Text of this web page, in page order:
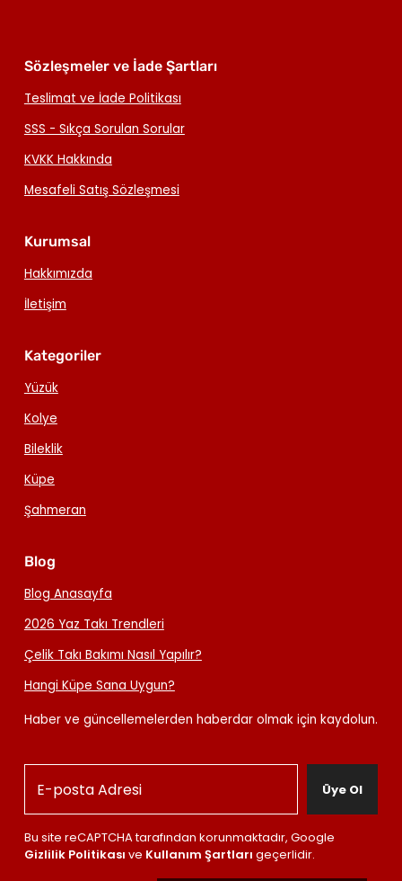
Sözleşmeler ve İade Şartları
Teslimat ve İade Politikası
SSS - Sıkça Sorulan Sorular
KVKK Hakkında
Mesafeli Satış Sözleşmesi
Kurumsal
Hakkımızda
İletişim
Kategoriler
Yüzük
Kolye
Bileklik
Küpe
Şahmeran
Blog
Blog Anasayfa
2026 Yaz Takı Trendleri
Çelik Takı Bakımı Nasıl Yapılır?
Hangi Küpe Sana Uygun?
Haber ve güncellemelerden haberdar olmak için kaydolun.
Üye Ol
Bu site reCAPTCHA tarafından korunmaktadır, Google
Gizlilik Politikası ve Kullanım Şartları geçerlidir.